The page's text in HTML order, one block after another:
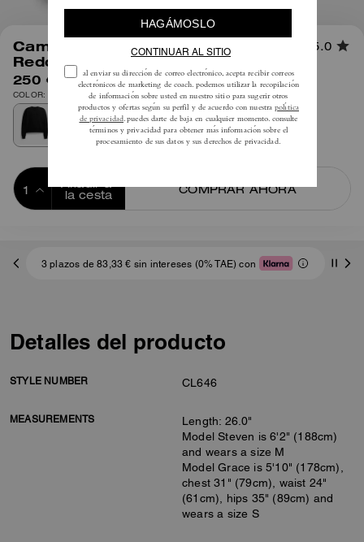
Camiseta Esencial Cuello
Redondo
5.0
250 €
COLOR: Negro
Añadir a
la cesta
COMPRAR AHORA
3 plazos de 83,33 € sin intereses (0% TAE) con
Detalles del producto
STYLE NUMBER CL646
MEASUREMENTS
Length: 26.0"
Model Steven is 6'2" (188cm)
and wears a size M
Model Grace is 5'10" (178cm),
chest 31" (79cm), waist 24"
(61cm), hips 35" (89cm) and
wears a size S